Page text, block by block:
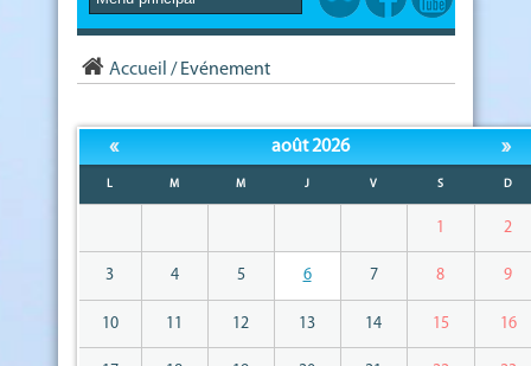
Accueil / Evénement
« août 2026 »
L M M J V S D
1 2
3 4 5 6 7 8 9
10 11 12 13 14 15 16